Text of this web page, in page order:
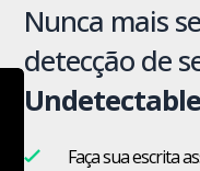
Nunca mais
detecção de
Faça sua escrita